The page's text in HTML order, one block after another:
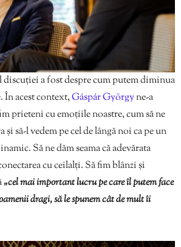
a fost despre cum putem diminua
În acest context,Gáspár Györgyne-a
prieteni cu emoțiile noastre, cum să ne
să-l vedem pe cel de lângă noi ca pe un
Să ne dăm seama că adevărata
cu ceilalți. Să fim blânzi și
„cel mai important lucru pe care îl putem face
dragi, să le spunem cât de mult îi